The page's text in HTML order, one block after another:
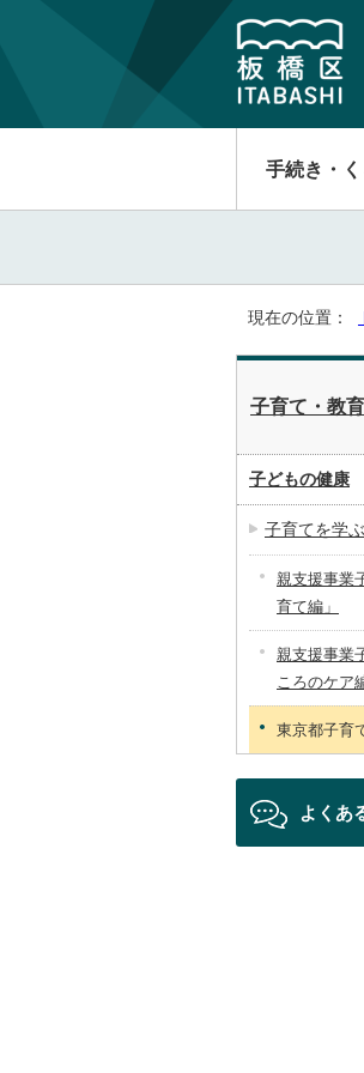
手続き・く
現在の位置：
子育て・教
子どもの健康
子育てを学ぶ
親支援事業
育て編」
親支援事業
ころのケア
東京都子育
よくあ